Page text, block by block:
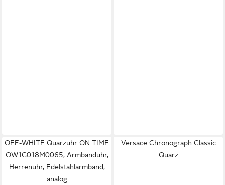
OFF-WHITE Quarzuhr ON TIME
OW1G018M0065, Armbanduhr,
Herrenuhr, Edelstahlarmband,
analog
Versace Chronograph Classic
Quarz